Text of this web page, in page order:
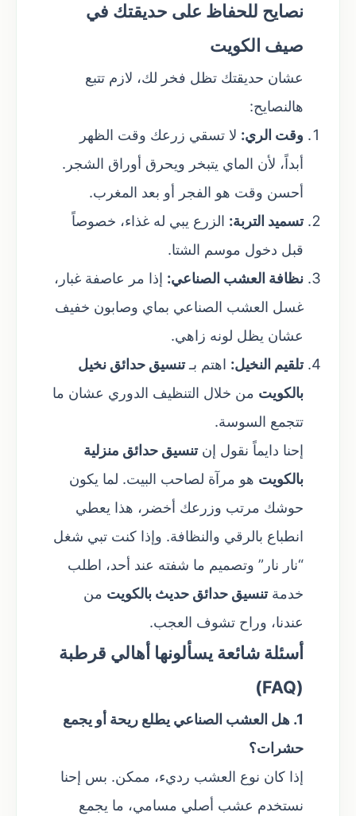
نصايح للحفاظ على حديقتك في
صيف الكويت
عشان حديقتك تظل فخر لك، لازم تتبع
هالنصايح:
وقت الري: لا تسقي زرعك وقت الظهر
أبداً، لأن الماي يتبخر ويحرق أوراق الشجر.
أحسن وقت هو الفجر أو بعد المغرب.
تسميد التربة: الزرع يبي له غذاء، خصوصاً
قبل دخول موسم الشتا.
نظافة العشب الصناعي: إذا مر عاصفة غبار،
غسل العشب الصناعي بماي وصابون خفيف
عشان يظل لونه زاهي.
تلقيم النخيل: اهتم بـتنسيق حدائق نخيل
بالكويت من خلال التنظيف الدوري عشان ما
تتجمع السوسة.
إحنا دايماً نقول إنتنسيق حدائق منزلية
بالكويت هو مرآة لصاحب البيت. لما يكون
حوشك مرتب وزرعك أخضر، هذا يعطي
انطباع بالرقي والنظافة. وإذا كنت تبي شغل
“نار نار” وتصميم ما شفته عند أحد، اطلب
خدمةتنسيق حدائق حديث بالكويت من
عندنا، وراح تشوف العجب.
أسئلة شائعة يسألونها أهالي قرطبة
(FAQ)
1. هل العشب الصناعي يطلع ريحة أو يجمع
حشرات؟
إذا كان نوع العشب رديء، ممكن. بس إحنا
نستخدم عشب أصلي مسامي، ما يجمع